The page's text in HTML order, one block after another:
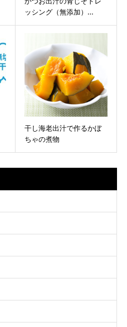
ッシング（無添加）...
干し海老出汁で作るかぼ
ちゃの煮物